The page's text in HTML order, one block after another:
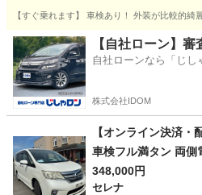
【すぐ乗れます】 車検あり！ 外装が比較的
北海道 千歳市 長都駅 デイズ
【自社ローン】
自社ローンなら「じし
株式会社IDOM
【オンライン決済・
車検フル満タン 両側
348,000円
セレナ